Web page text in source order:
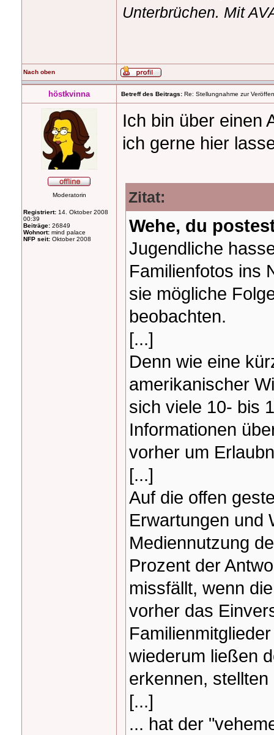
Unterbrüchen. Mit
Nach oben
höstkvinna Betreff des Beitrags: Re: Stellungnahme zur
Moderatorin
Registriert: 14. Oktober 2008
00:39
Beiträge: 26849
Wohnort: mind palace
NFP seit: Oktober 2008
Ich bin über einen
ich gerne hier
Zitat:
Wehe, du
Jugendliche
Familienfotos ins
sie mögliche
beobachten.
[...]
Denn wie eine
amerikanischer
sich viele 10- bis
Informationen
vorher um
[...]
Auf die offen
Erwartungen und
Mediennutzung
Prozent der
missfällt, wenn
vorher das
wiederum ließen
erkennen,
[...]
... hat der